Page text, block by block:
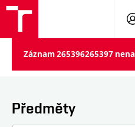
Záznam 265396265397
Předměty